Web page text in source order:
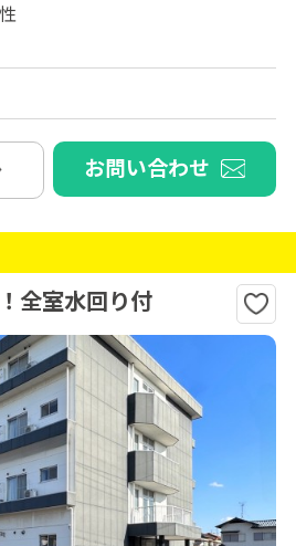
お問い合わせ
全室水回り付